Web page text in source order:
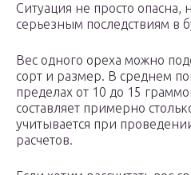
Ситуация не просто опасна,
серьезным последствиям в
Вес одного ореха можно
сорт и размер. В среднем
пределах от 10 до 15
составляет примерно
учитывается при
расчетов.